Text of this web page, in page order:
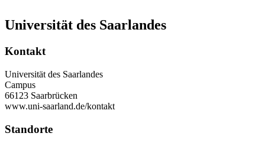
Universität des Saarlandes
Kontakt
Universität des Saarlandes
Campus
66123 Saarbrücken
www.uni-saarland.de/kontakt
Standorte